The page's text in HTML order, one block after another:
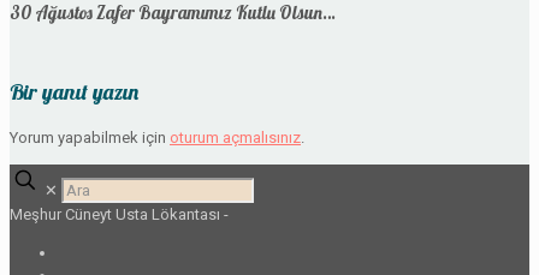
30 Ağustos Zafer Bayramımız Kutlu Olsun…
Bir yanıt yazın
Yorum yapabilmek için oturum açmalısınız.
✕
Meşhur Cüneyt Usta Lökantası -